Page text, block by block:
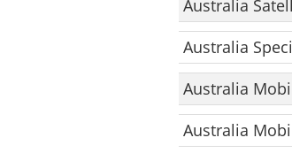
Australia
Australia
Australia
Australia